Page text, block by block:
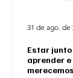
Estar junto
aprender
31 de ago. de